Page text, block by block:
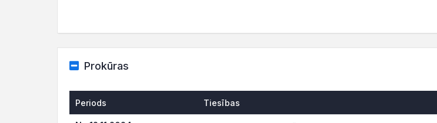
Prokūras
Periods Tiesības